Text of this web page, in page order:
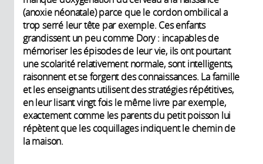
(anoxie néonatale) parce que le cordon ombilical a
trop serré leur tête par exemple. Ces enfants
grandissent un peu comme Dory : incapables de
mémoriser les épisodes de leur vie, ils ont pourtant
une scolarité relativement normale, sont intelligents,
raisonnent et se forgent des connaissances. La famille
et les enseignants utilisent des stratégies répétitives,
en leur lisant vingt fois le même livre par exemple,
exactement comme les parents du petit poisson lui
répètent que les coquillages indiquent le chemin de
la maison.